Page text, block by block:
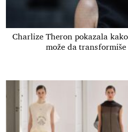
Charlize Theron pokazala
može da